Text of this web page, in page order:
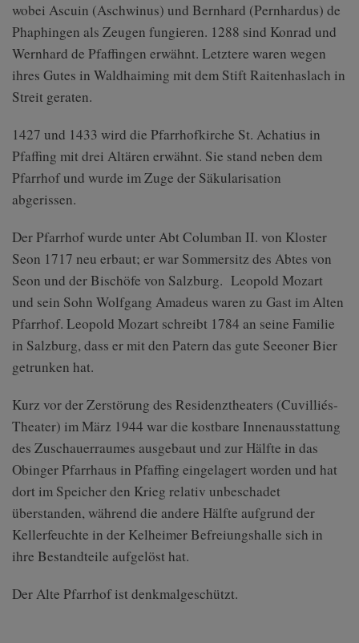
wobei Ascuin (Aschwinus) und Bernhard (Pernhardus) de
Phaphingen als Zeugen fungieren. 1288 sind Konrad und
Wernhard de Pfaffingen erwähnt. Letztere waren wegen
ihres Gutes in Waldhaiming mit dem Stift Raitenhaslach in
Streit geraten.
1427 und 1433 wird die Pfarrhofkirche St. Achatius in
Pfaffing mit drei Altären erwähnt. Sie stand neben dem
Pfarrhof und wurde im Zuge der Säkularisation
abgerissen.
Der Pfarrhof wurde unter Abt Columban II. von Kloster
Seon 1717 neu erbaut; er war Sommersitz des Abtes von
Seon und der Bischöfe von Salzburg. Leopold Mozart
und sein Sohn Wolfgang Amadeus waren zu Gast im Alten
Pfarrhof. Leopold Mozart schreibt 1784 an seine Familie
in Salzburg, dass er mit den Patern das gute Seeoner Bier
getrunken hat.
Kurz vor der Zerstörung des Residenztheaters (Cuvilliés-
Theater) im März 1944 war die kostbare Innenausstattung
des Zuschauerraumes ausgebaut und zur Hälfte in das
Obinger Pfarrhaus in Pfaffing eingelagert worden und hat
dort im Speicher den Krieg relativ unbeschadet
überstanden, während die andere Hälfte aufgrund der
Kellerfeuchte in der Kelheimer Befreiungshalle sich in
ihre Bestandteile aufgelöst hat.
Der Alte Pfarrhof ist denkmalgeschützt.